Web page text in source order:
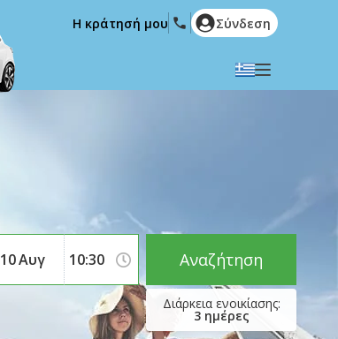
English (US)
Polski
Română
Ελληνικά
Hrvatski
Η κράτησή μου Σύνδεση
3 ημέρες
10Αυγ Αναζήτηση